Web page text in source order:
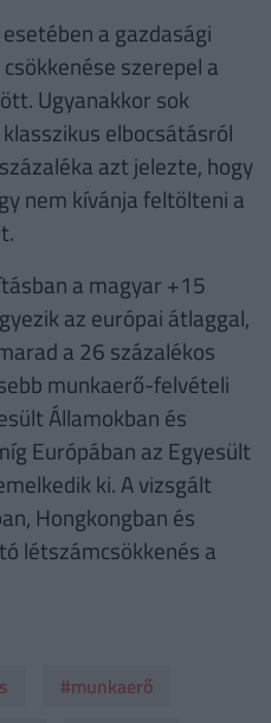
a gazdasági
szerepel a
Ugyanakkor sok
elbocsátásról
azt jelezte, hogy
nem kívánja feltölteni a
a magyar +15
az európai átlaggal,
a 26 százalékos
munkaerő-felvételi
Államokban és
Európában az Egyesült
ki. A vizsgált
Hongkongban és
létszámcsökkenés a
#munkaerő